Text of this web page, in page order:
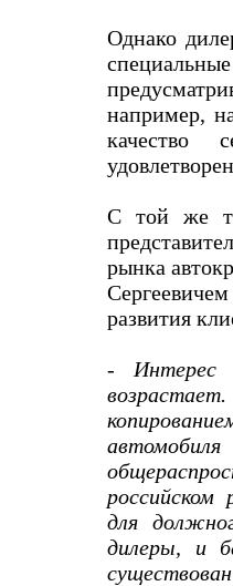
Однако
например,
качество
С той же
рынка
развития
- Интерес
российском
для
дилеры, и